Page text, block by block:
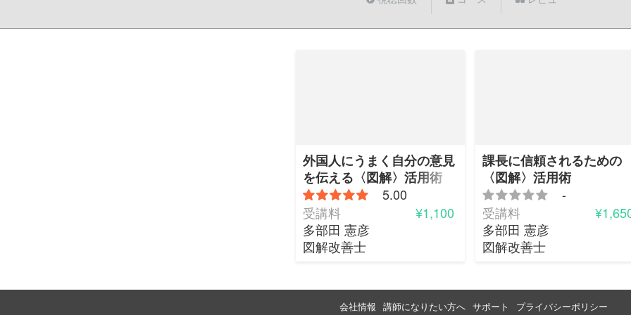
外国人にうまく自分の意見
を伝える〈図解〉活用術
5.00
受講料
¥1,100
多部田 憲彦
図解改善士
課長に信頼されるための
〈図解〉活用術
-
受講料
多部田 憲彦
図解改善士
会社情報 講師になりたい方へ サポート プライバシーポリシー